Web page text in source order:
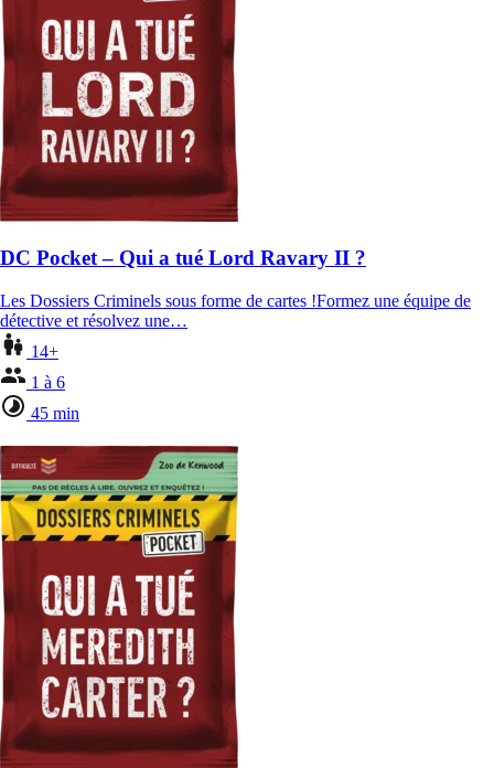
DC Pocket – Qui a tué Lord Ravary II ?
Les Dossiers Criminels sous forme de cartes !Formez une équipe de
détective et résolvez une…
14+
1 à 6
45 min